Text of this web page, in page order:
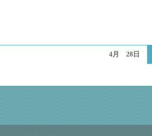
4月 28日